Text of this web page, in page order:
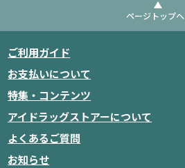
ページトップへ
ご利用ガイド
お支払いについて
特集・コンテンツ
アイドラッグストアーについて
よくあるご質問
お知らせ